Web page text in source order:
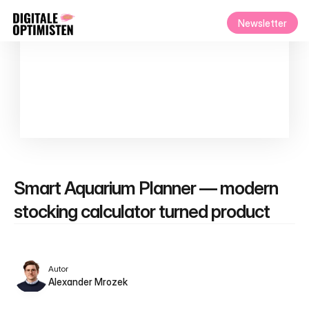
Newsletter
Smart Aquarium Planner — modern
stocking calculator turned product
Autor
Alexander Mrozek